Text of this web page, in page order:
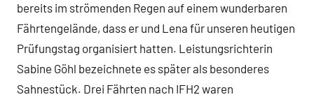
bereits im strömenden Regen auf einem wunderbaren
Fährtengelände, dass er und Lena für unseren heutigen
Prüfungstag organisiert hatten. Leistungsrichterin
Sabine Göhl bezeichnete es später als besonderes
Sahnestück. Drei Fährten nach IFH2 waren